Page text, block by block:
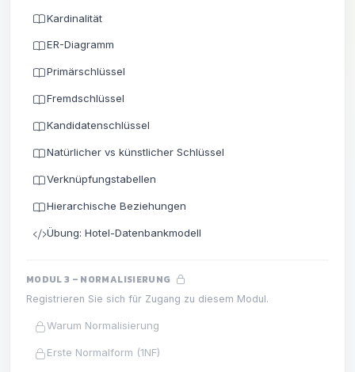
Kardinalität
ER-Diagramm
Primärschlüssel
Fremdschlüssel
Kandidatenschlüssel
Natürlicher vs künstlicher Schlüssel
Verknüpfungstabellen
Hierarchische Beziehungen
Übung: Hotel-Datenbankmodell
MODUL 3 – NORMALISIERUNG
Registrieren Sie sich für Zugang zu diesem Modul.
Warum Normalisierung
Erste Normalform (1NF)